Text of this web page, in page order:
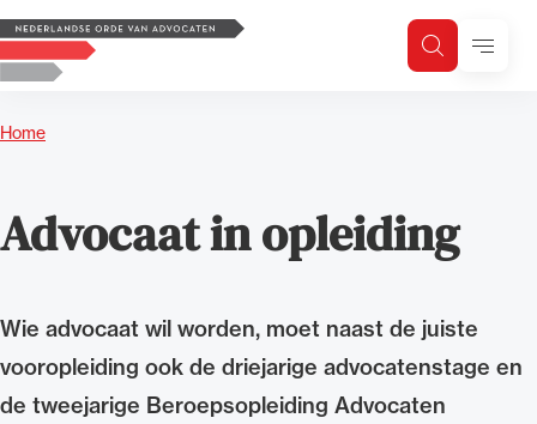
Logo, to the homepage
ZoekenMenu
Home
Advocaat in opleiding
Wie advocaat wil worden, moet naast de juiste
vooropleiding ook de driejarige advocatenstage en
de tweejarige Beroepsopleiding Advocaten
Zoek op trefwoord